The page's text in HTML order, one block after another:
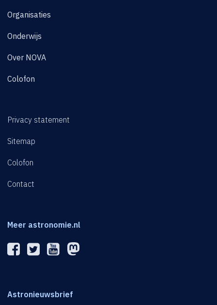
Organisaties
Onderwijs
Over NOVA
Colofon
Privacy statement
Sitemap
Colofon
Contact
Meer astronomie.nl
Astronieuwsbrief